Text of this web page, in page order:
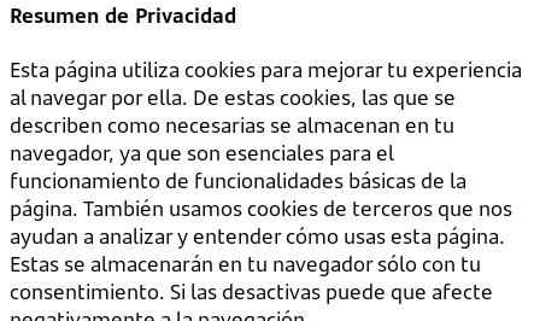
Resumen de Privacidad
Esta página utiliza cookies para mejorar tu experiencia
al navegar por ella. De estas cookies, las que se
describen como necesarias se almacenan en tu
navegador, ya que son esenciales para el
funcionamiento de funcionalidades básicas de la
página. También usamos cookies de terceros que nos
ayudan a analizar y entender cómo usas esta página.
Estas se almacenarán en tu navegador sólo con tu
consentimiento. Si las desactivas puede que afecte